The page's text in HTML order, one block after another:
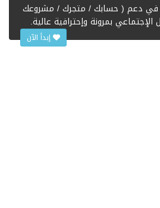
في دعم ( حسابك / متجرك / مشروعك
بمرونة وإحترافية عالية.
إبدأ الآن